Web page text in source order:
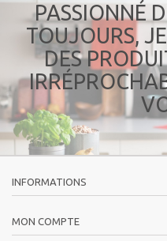
PASSIONNÉ
TOUJOURS,
DES
INFORMATIONS
MON COMPTE